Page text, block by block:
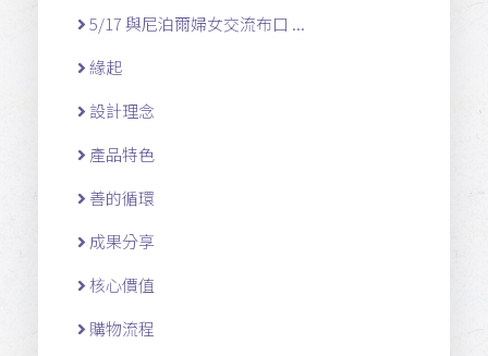
5/17 與尼泊爾婦女交流布口 ...
緣起
設計理念
產品特色
善的循環
成果分享
核心價值
購物流程